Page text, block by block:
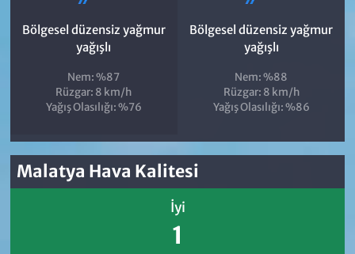
Bölgesel düzensiz yağmur
yağışlı
Nem: %87
Rüzgar: 8 km/h
Yağış Olasılığı: %76
Bölgesel düzensiz yağmur
yağışlı
Nem: %88
Rüzgar: 8 km/h
Yağış Olasılığı: %86
Malatya Hava Kalitesi
İyi
1